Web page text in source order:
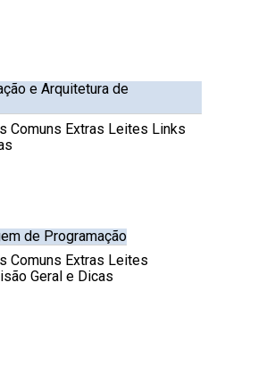
e Arquitetura de
Comuns Extras Leites Links
de Programação
Comuns Extras Leites
Geral e Dicas